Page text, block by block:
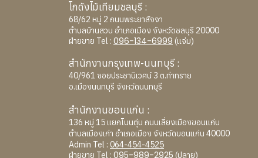
โกดังไม้เทียมชลบุรี :
68/62 หมู่ 2 ถนนพระยาสัจจา
ตำบลบ้านสวน อำเภอเมือง จังหวัดชลบุรี 20000
ฝ่ายขาย Tel : 096-134-6999 (แจ่ม)
สำนักงานกรุงเทพ-นนทบุรี :
40/961 ซอยประชานิเวศน์ 3 ต.ท่าทราย
อ.เมืองนนทบุรี จังหวัดนนทบุรี
สำนักงานขอนแก่น :
136 หมู่ 15 แยกโนนตุ่น ถนนเลี่ยงเมืองขอนแก่น
ตำบลเมืองเก่า อำเภอเมือง จังหวัดขอนแก่น 40000
Admin Tel : 064-454-4525
ฝ่ายขาย Tel : 095-989-2925 (ปลาย)